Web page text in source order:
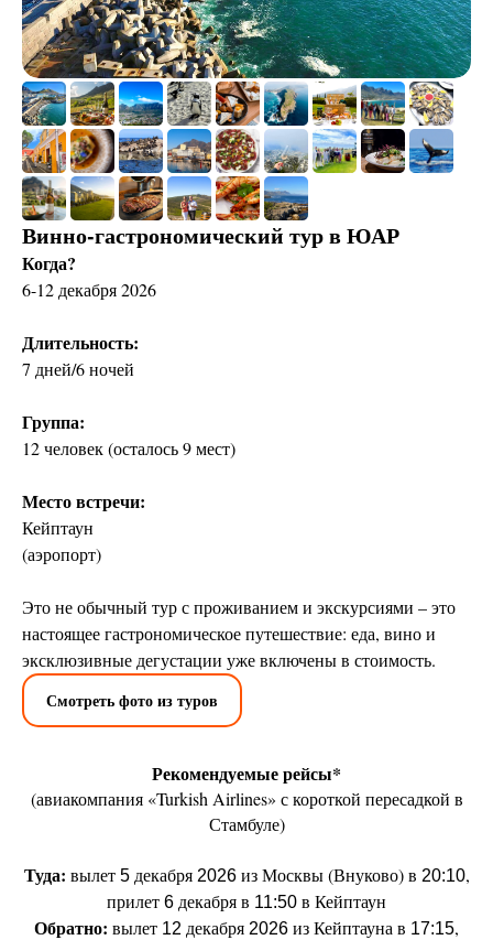
Винно-гастрономический тур в ЮАР
Когда?
6-12 декабря 2026
Длительность:
7 дней/6 ночей
Группа:
12 человек (осталось 9 мест)
Место встречи:
Кейптаун
(аэропорт)
Это не обычный тур с проживанием и экскурсиями – это
настоящее гастрономическое путешествие: еда, вино и
эксклюзивные дегустации уже включены в стоимость.
Смотреть фото из туров
Рекомендуемые рейсы*
(авиакомпания «Turkish Airlines» с короткой пересадкой в
Стамбуле)
Туда: вылет 5 декабря 2026из Москвы (Внуково) в 20:10,
прилет 6 декабря в 11:50 в Кейптаун
Обратно: вылет 12 декабря 2026 из Кейптауна в 17:15,